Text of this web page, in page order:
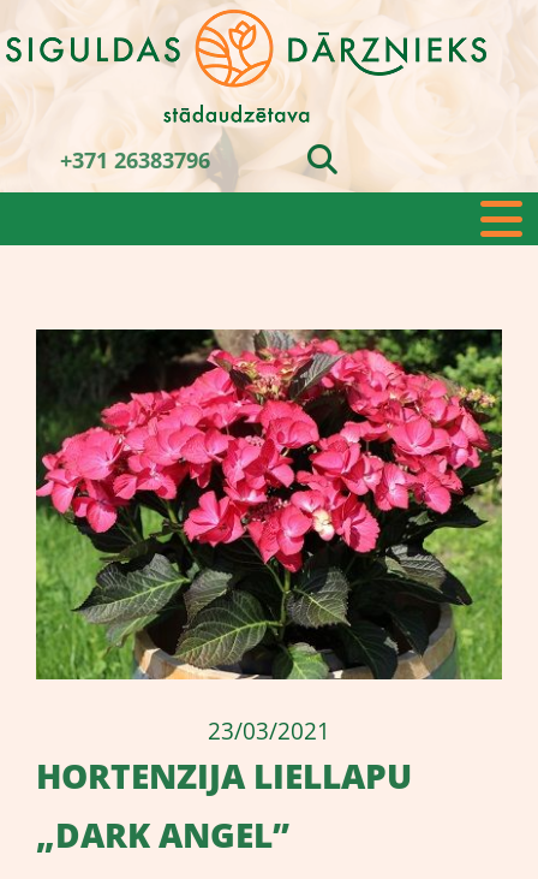
+371 26383796
23/03/2021
​HORTENZIJA LIELLAPU
„DARK ANGEL”